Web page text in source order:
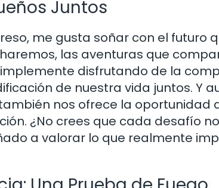
Juntos
me gusta soñar con el futuro
las aventuras que
disfrutando de la
de nuestra vida juntos. Y
nos ofrece la oportunidad
¿No crees que cada desafío
a valorar lo que realmente